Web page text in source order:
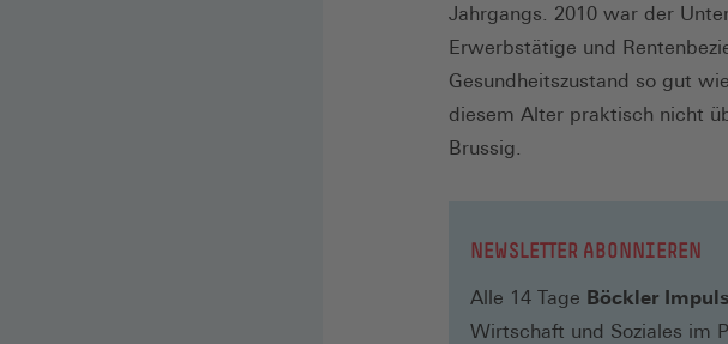
Jahrgangs. 2010 war der
Erwerbstätige und
Gesundheitszustand so gut
diesem Alter praktisch nicht
Brussig.
NEWSLETTER ABONNIEREN
Alle 14 Tage Böckler Impuls
Wirtschaft und Soziales im